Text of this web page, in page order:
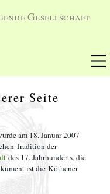
Gesellschaft
Seite
am 18. Januar 2007
Tradition der
des 17. Jahrhunderts, die
ist die Köthener